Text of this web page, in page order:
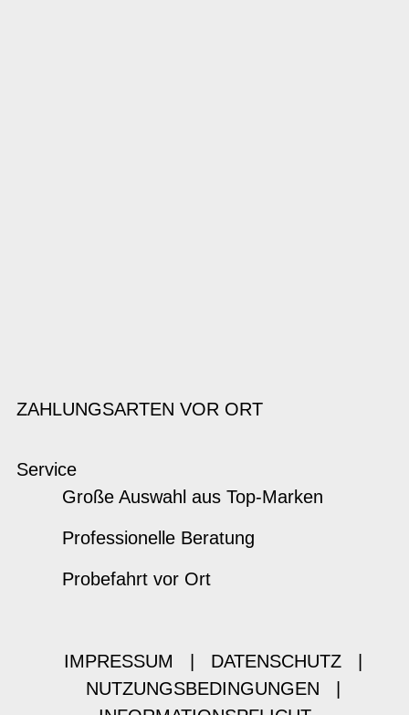
ZAHLUNGSARTEN VOR ORT
Service
Große Auswahl aus Top-Marken
Professionelle Beratung
Probefahrt vor Ort
IMPRESSUM DATENSCHUTZ
NUTZUNGSBEDINGUNGEN